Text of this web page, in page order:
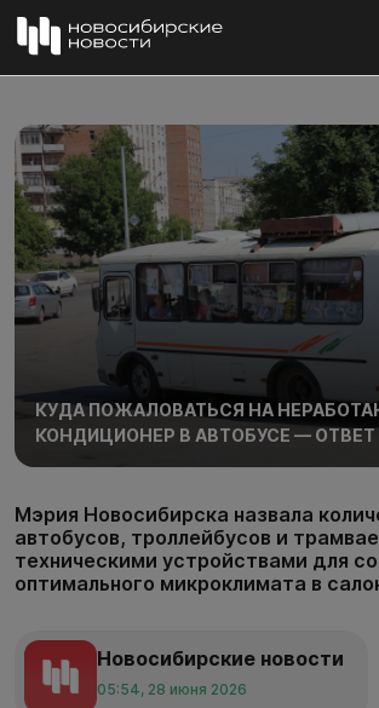
КУДА ПОЖАЛОВАТЬСЯ НА
КОНДИЦИОНЕР В АВТОБУСЕ —
Мэрия Новосибирска назвала
автобусов, троллейбусов и
техническими устройствами для
оптимального микроклимата в
Новосибирские новости
05:54, 28 июня 2026